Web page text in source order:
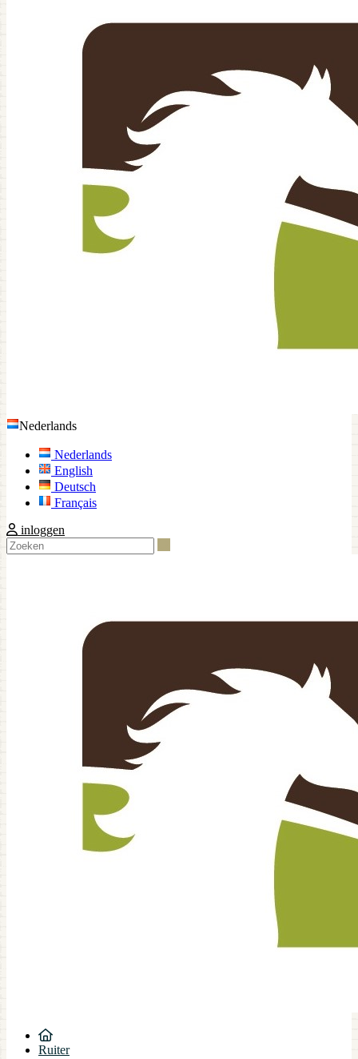
Nederlands
Nederlands
English
Deutsch
Français
inloggen
Ruiter